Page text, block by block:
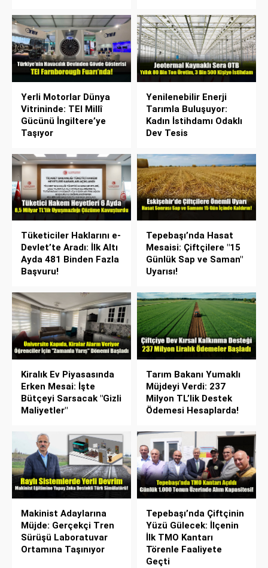
Yerli Motorlar Dünya
Vitrininde: TEI Millî
Gücünü İngiltere’ye
Taşıyor
Yenilenebilir Enerji
Tarımla Buluşuyor:
Kadın İstihdamı Odaklı
Dev Tesis
Tüketiciler Haklarını e-
Devlet’te Aradı: İlk Altı
Ayda 481 Binden Fazla
Başvuru!
Tepebaşı’nda Hasat
Mesaisi: Çiftçilere "15
Günlük Sap ve Saman"
Uyarısı!
Kiralık Ev Piyasasında
Erken Mesai: İşte
Bütçeyi Sarsacak "Gizli
Maliyetler"
Tarım Bakanı Yumaklı
Müjdeyi Verdi: 237
Milyon TL’lik Destek
Ödemesi Hesaplarda!
Makinist Adaylarına
Müjde: Gerçekçi Tren
Sürüşü Laboratuvar
Ortamına Taşınıyor
Tepebaşı’nda Çiftçinin
Yüzü Gülecek: İlçenin
İlk TMO Kantarı
Törenle Faaliyete
Geçti